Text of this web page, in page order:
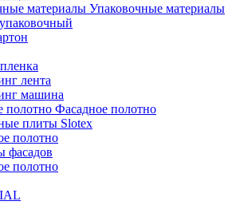
Упаковочные материалы
лента
машина
Фасадное полотно
плиты Slotex
полотно
фасадов
полотно